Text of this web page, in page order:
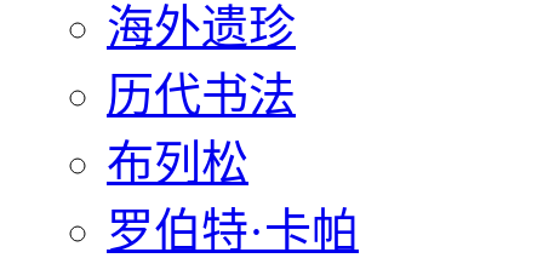
海外遗珍
历代书法
布列松
罗伯特·卡帕